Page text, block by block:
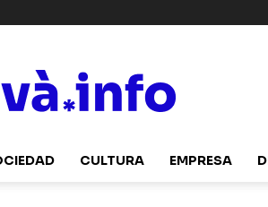
CULTURA EMPRESA